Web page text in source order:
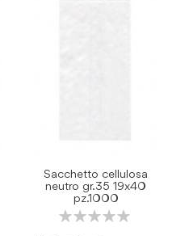
Sacchetto cellulosa
neutro gr.35 19x40
pz.1000
Rating: